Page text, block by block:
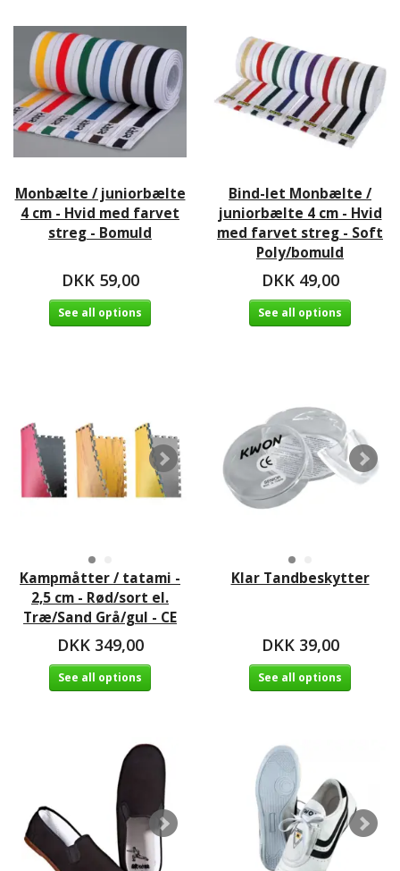
Monbælte / juniorbælte
4 cm - Hvid med farvet
streg - Bomuld
DKK 59,00
See all options
Bind-let Monbælte /
juniorbælte 4 cm - Hvid
med farvet streg - Soft
Poly/bomuld
DKK 49,00
See all options
Kampmåtter / tatami -
2,5 cm - Rød/sort el.
Træ/Sand Grå/gul - CE
DKK 349,00
See all options
Klar Tandbeskytter
DKK 39,00
See all options